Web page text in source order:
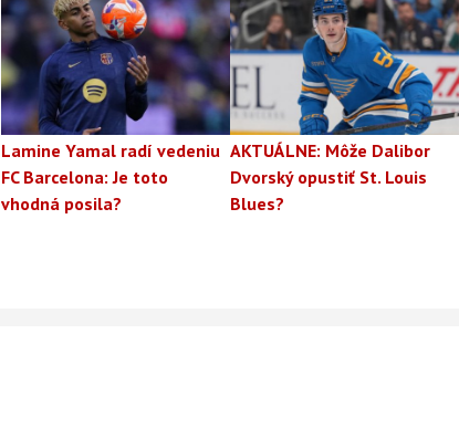
Lamine Yamal radí vedeniu
FC Barcelona: Je toto
vhodná posila?
AKTUÁLNE: Môže Dalibor
Dvorský opustiť St. Louis
Blues?